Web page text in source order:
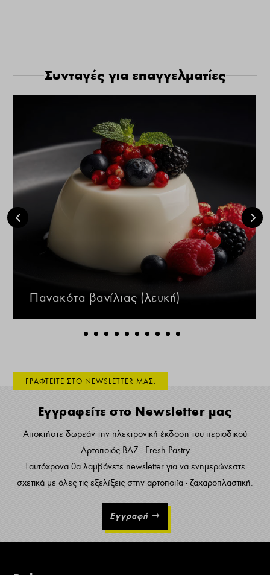
Συνταγές για επαγγελματίες
Πανακότα βανίλιας (λευκή)
ΓΡΑΦΤΕΙΤΕ ΣΤΟ NEWSLETTER ΜΑΣ:
Εγγραφείτε στο Newsletter μας
Αποκτήστε δωρεάν την ηλεκτρονική έκδοση του περιοδικού
Αρτοποιός ΒΑΖ - Fresh Pastry
Ταυτόχρονα θα λαμβάνετε newsletter για να ενημερώνεστε
σχετικά με όλες τις εξελίξεις στην αρτοποιία - ζαχαροπλαστική.
Εγγραφή